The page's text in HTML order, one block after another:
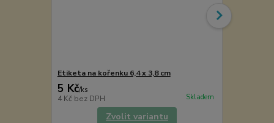
Etiketa na kořenku 6,4 x 3,8 cm
5 Kč/ks
4 Kč bez DPH Skladem
Zvolit variantu